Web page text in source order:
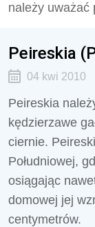
należy uważać
Peireskia
04 kwi 2010
Peireskia
kędzierzawe
ciernie.
Południowej,
osiągając
domowej jej
centymetrów.